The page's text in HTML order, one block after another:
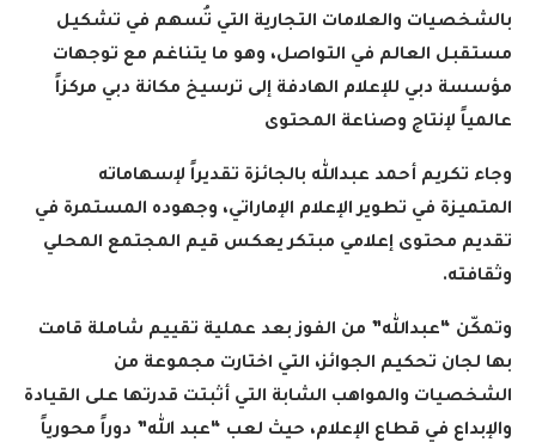
بالشخصيات والعلامات التجارية التي تُسهم في تشكيل
مستقبل العالم في التواصل، وهو ما يتناغم مع توجهات
مؤسسة دبي للإعلام الهادفة إلى ترسيخ مكانة دبي مركزاً
عالمياً لإنتاج وصناعة المحتوى
وجاء تكريم أحمد عبدالله بالجائزة تقديراً لإسهاماته
المتميزة في تطوير الإعلام الإماراتي، وجهوده المستمرة في
تقديم محتوى إعلامي مبتكر يعكس قيم المجتمع المحلي
وثقافته.
وتمكّن “عبدالله” من الفوز بعد عملية تقييم شاملة قامت
بها لجان تحكيم الجوائز، التي اختارت مجموعة من
الشخصيات والمواهب الشابة التي أثبتت قدرتها على القيادة
والإبداع في قطاع الإعلام، حيث لعب “عبد الله” دوراً محورياً